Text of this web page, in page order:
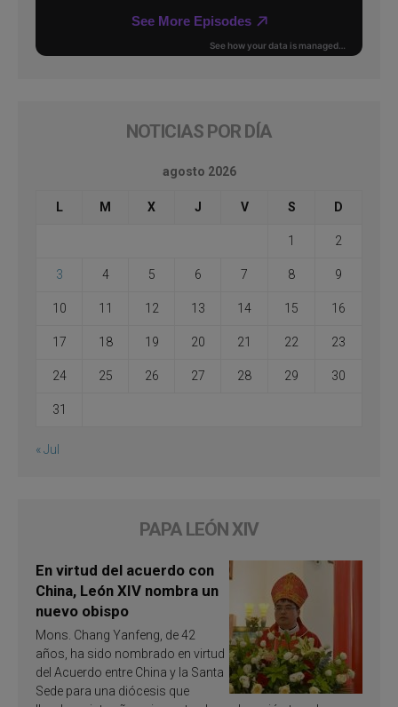
NOTICIAS POR DÍA
agosto 2026
L M X J V S D
1 2
3 4 5 6 7 8 9
10 11 12 13 14 15 16
17 18 19 20 21 22 23
24 25 26 27 28 29 30
31
« Jul
PAPA LEÓN XIV
En virtud del acuerdo con
China, León XIV nombra un
nuevo obispo
Mons. Chang Yanfeng, de 42
años, ha sido nombrado en virtud
del Acuerdo entre China y la Santa
Sede para una diócesis que